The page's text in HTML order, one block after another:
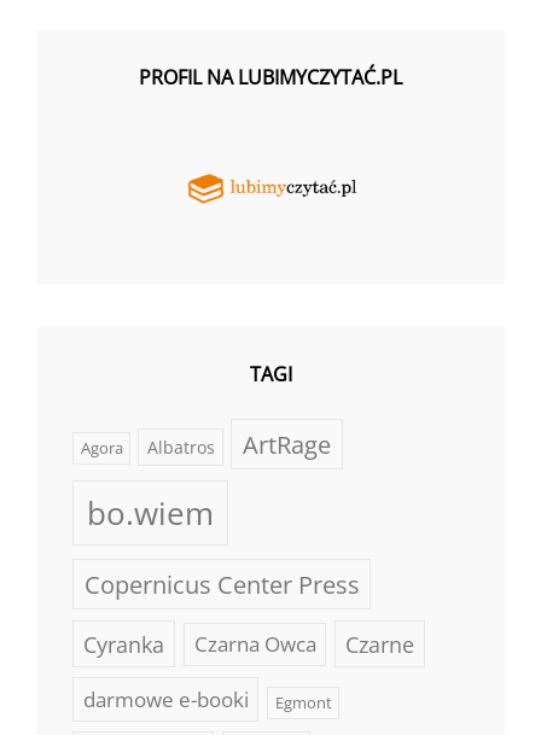
PROFIL NA LUBIMYCZYTAĆ.PL
TAGI
Agora Albatros ArtRage
bo.wiem
Copernicus Center Press
Cyranka Czarna Owca
Czarne
darmowe e-booki
Egmont